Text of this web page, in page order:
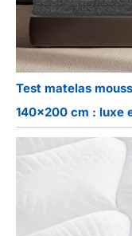
Test matelas
140×200 cm : luxe